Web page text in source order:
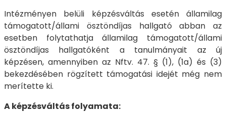
Intézményen belüli képzésváltás esetén államilag
támogatott/állami ösztöndíjas hallgató abban az
esetben folytathatja államilag támogatott/állami
ösztöndíjas hallgatóként a tanulmányait az új
képzésen, amennyiben az Nftv. 47. § (1), (1a) és (3)
bekezdésében rögzített támogatási idejét még nem
merítette ki.
A képzésváltás folyamata: